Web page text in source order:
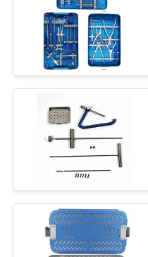
SITEMAP
PRIVACY
POLICY